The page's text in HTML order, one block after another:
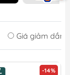
Giá giảm dần
-14%